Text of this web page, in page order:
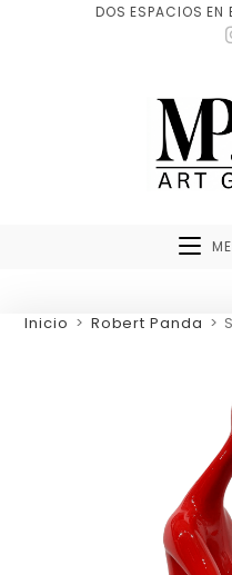
DOS ESPACIOS EN
Inicio > Robert Panda >